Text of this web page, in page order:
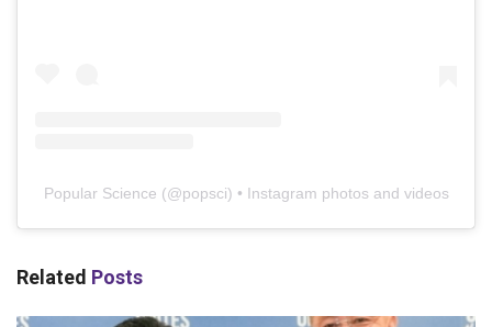
Popular Science (@popsci) • Instagram photos and videos
Related Posts